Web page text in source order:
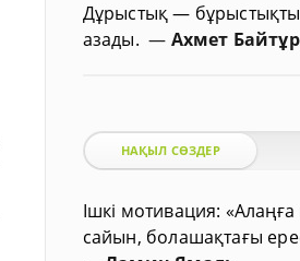
Дұрыстық — бұрыстықты
азады.— Ахмет
НАҚЫЛ СӨЗДЕР
Ішкі мотивация:
сайын, болашақтағы